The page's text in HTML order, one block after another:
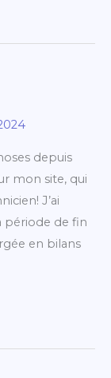
depuis
mon site, qui
J’ai
période de fin
en bilans